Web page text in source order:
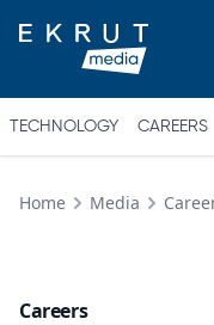
TECHNOLOGY CAREERS
Home Media
Careers